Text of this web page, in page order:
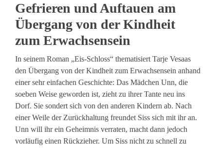
Gefrieren und Auftauen am
Übergang von der Kindheit
zum Erwachsensein
In seinem Roman „Eis-Schloss“ thematisiert Tarje Vesaas
den Übergang von der Kindheit zum Erwachsensein anhand
einer sehr einfachen Geschichte: Das Mädchen Unn, die
soeben Weise geworden ist, zieht zu ihrer Tante neu ins
Dorf. Sie sondert sich von den anderen Kindern ab. Nach
einer Weile der Zurückhaltung freundet Siss sich mit ihr an.
Unn will ihr ein Geheimnis verraten, macht dann jedoch
vorläufig einen Rückzieher. Um Siss nicht zu schnell zu